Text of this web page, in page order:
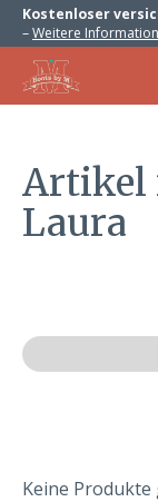
Kostenloser
–Weitere
Artikel
Laura
Keine Produkte